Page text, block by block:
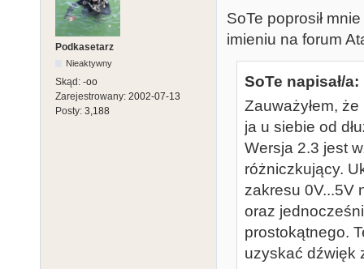
Podkasetarz
Nieaktywny
Skąd: -oo
Zarejestrowany: 2002-07-13
Posty: 3,188
SoTe poprosił
imieniu na forum
SoTe napisał/a:
Zauważyłem,
ja u siebie od
Wersja 2.3 jest
różniczkujący.
zakresu 0V...5V
oraz
prostokątnego.
uzyskać dźwięk